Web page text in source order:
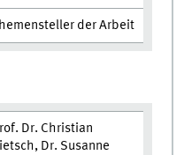
der Arbeit
Dr. Christian
Dr. Susanne